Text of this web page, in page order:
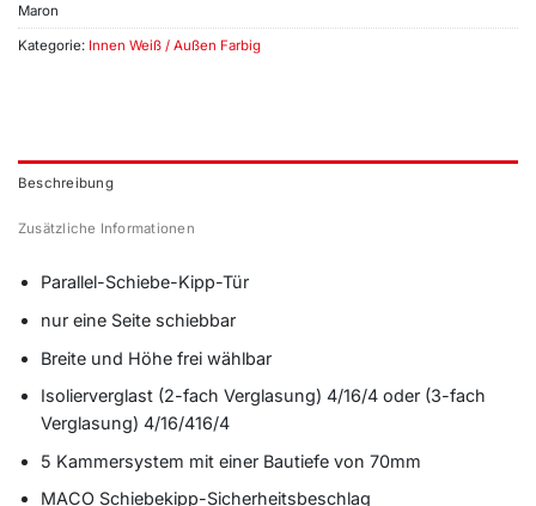
Maron
Kategorie: Innen Weiß / Außen Farbig
Beschreibung
Zusätzliche Informationen
Parallel-Schiebe-Kipp-Tür
nur eine Seite schiebbar
Breite und Höhe frei wählbar
Isolierverglast (2-fach Verglasung) 4/16/4 oder (3-fach
Verglasung) 4/16/416/4
5 Kammersystem mit einer Bautiefe von 70mm
MACO Schiebekipp-Sicherheitsbeschlag